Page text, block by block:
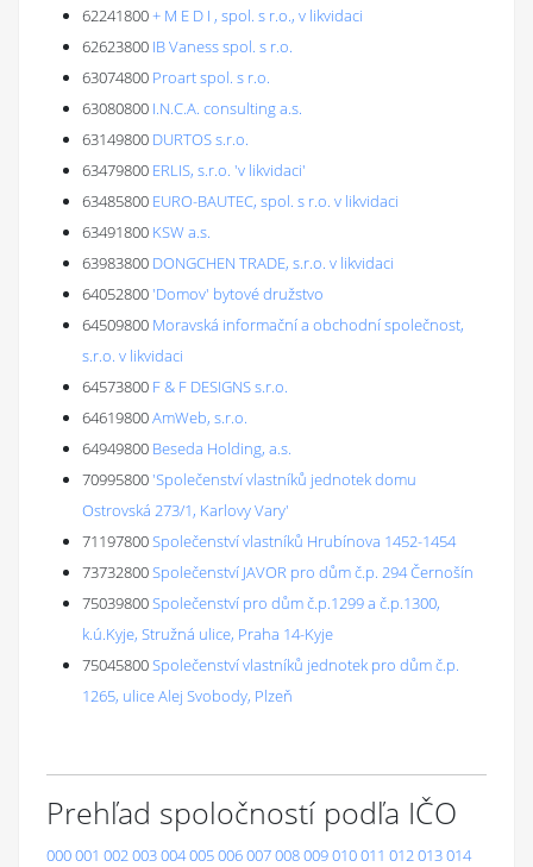
62241800+ M E D I , spol. s r.o., v likvidaci
62623800 IB Vaness spol. s r.o.
63074800 Proart spol. s r.o.
63080800 I.N.C.A. consulting a.s.
63149800 DURTOS s.r.o.
63479800 ERLIS, s.r.o. 'v likvidaci'
63485800 EURO-BAUTEC, spol. s r.o. v likvidaci
63491800 KSW a.s.
63983800 DONGCHEN TRADE, s.r.o. v likvidaci
64052800'Domov' bytové družstvo
64509800 Moravská informační a obchodní společnost,
s.r.o. v likvidaci
64573800 F & F DESIGNS s.r.o.
64619800AmWeb, s.r.o.
64949800 Beseda Holding, a.s.
70995800'Společenství vlastníků jednotek domu
Ostrovská 273/1, Karlovy Vary'
71197800Společenství vlastníků Hrubínova 1452-1454
73732800Společenství JAVOR pro dům č.p. 294 Černošín
75039800Společenství pro dům č.p.1299 a č.p.1300,
k.ú.Kyje, Stružná ulice, Praha 14-Kyje
75045800Společenství vlastníků jednotek pro dům č.p.
1265, ulice Alej Svobody, Plzeň
Prehľad spoločností podľa IČO
000001 002003004005006007008009010011 012013014